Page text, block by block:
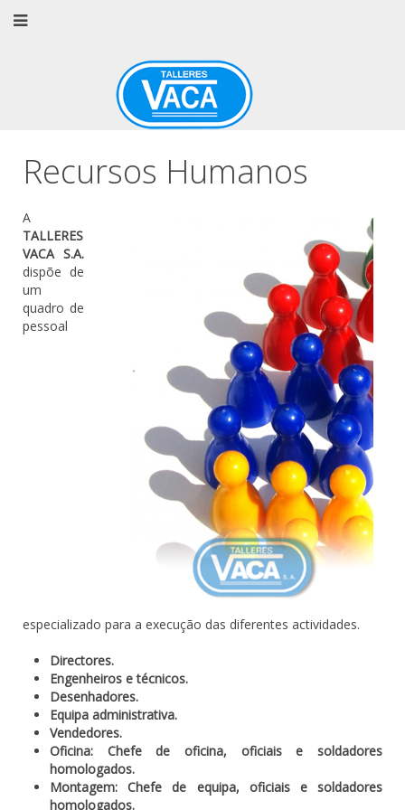
Recursos Humanos
A
TALLERES
VACA S.A.
dispõe de
um
quadro de
pessoal
especializado para a execução das diferentes actividades.
Directores.
Engenheiros e técnicos.
Desenhadores.
Equipa administrativa.
Vendedores.
Oficina: Chefe de oficina, oficiais e soldadores
homologados.
Montagem: Chefe de equipa, oficiais e soldadores
homologados.